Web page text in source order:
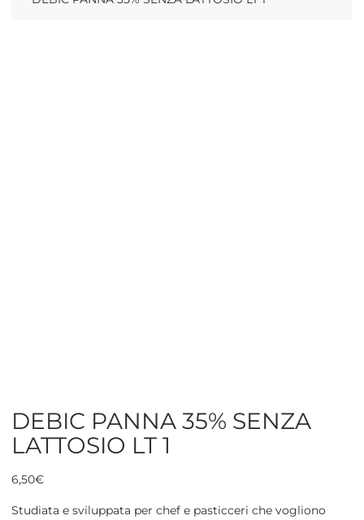
DEBIC PANNA 35% SENZA
LATTOSIO LT 1
6,50€
Studiata e sviluppata per chef e pasticceri che vogliono